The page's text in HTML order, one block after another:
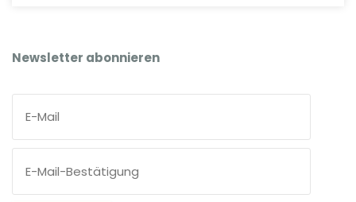
Newsletter abonnieren